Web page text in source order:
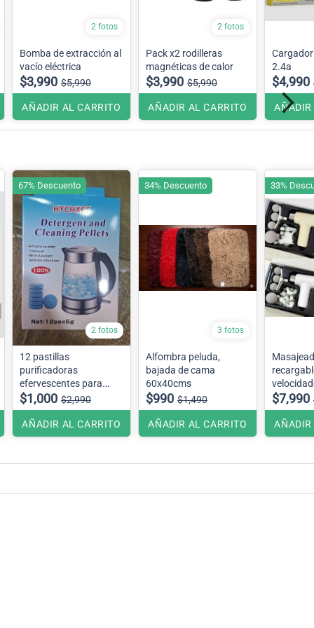
2 fotos
Bomba de extracción al
vacío eléctrica
$3,990 $5,990
AÑADIR AL CARRITO
2 fotos
Pack x2 rodilleras
magnéticas de calor
$3,990 $5,990
AÑADIR AL CARRITO
2.4a
$4,990
AÑADIR
2 fotos
12 pastillas
purificadoras
efervescentes para
hervidores y tereras
$1,000 $2,990
AÑADIR AL CARRITO
67% Descuento
3 fotos
Alfombra peluda,
bajada de cama
60x40cms
$990 $1,490
AÑADIR AL CARRITO
34% Descuento
$7,990
AÑADIR
33%